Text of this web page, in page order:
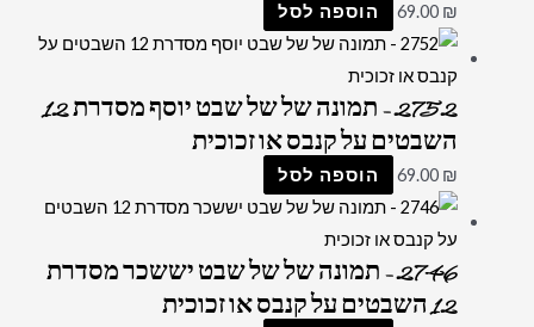
69.00 ₪ הוספה לסל
2752 – תמונה של של שבט יוסף מסדרת 12
השבטים על קנבס או זכוכית
69.00 ₪ הוספה לסל
2746 – תמונה של של שבט יששכר מסדרת
12 השבטים על קנבס או זכוכית